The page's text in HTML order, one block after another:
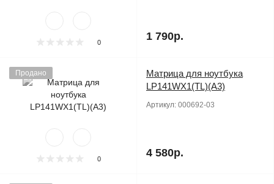
0 1 790р.
Продано
0
Матрица для ноутбука
LP141WX1(TL)(A3)
Артикул: 000692-03
4 580р.